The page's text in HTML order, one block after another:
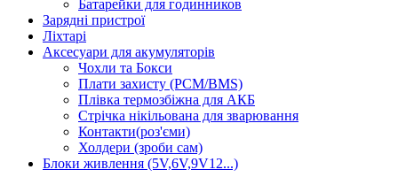
Батарейки для годинников
Зарядні пристрої
Ліхтарі
Аксесуари для акумуляторів
Чохли та Бокси
Плати захисту (PCM/BMS)
Плівка термозбіжна для АКБ
Стрічка нікільована для зварювання
Контакти(роз'єми)
Холдери (зроби сам)
Блоки живлення (5V,6V,9V12...)